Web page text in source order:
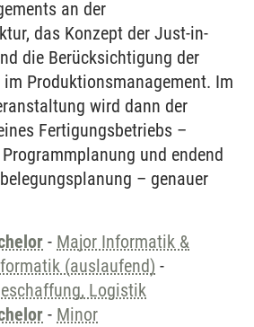
an der
das Konzept der Just-in-
die Berücksichtigung der
Produktionsmanagement. Im
wird dann der
Fertigungsbetriebs –
und endend
– genauer
- Major Informatik &
(auslaufend) -
Logistik
- Minor